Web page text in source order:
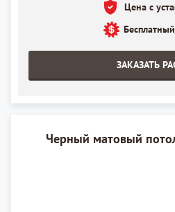
Цена с
ЗАКАЗАТЬ
Черный матовый